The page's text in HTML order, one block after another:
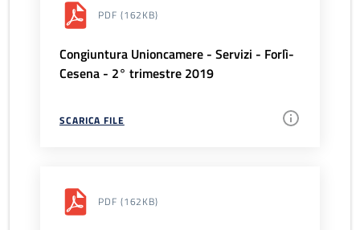
PDF (162KB)
Congiuntura Unioncamere - Servizi - Forlì-
Cesena - 2° trimestre 2019
SCARICA FILE
PDF (162KB)